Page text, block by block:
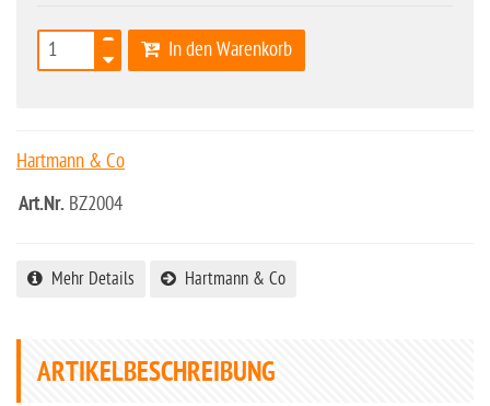
In den Warenkorb
Hartmann & Co
Art.Nr. BZ2004
Mehr Details Hartmann & Co
ARTIKELBESCHREIBUNG